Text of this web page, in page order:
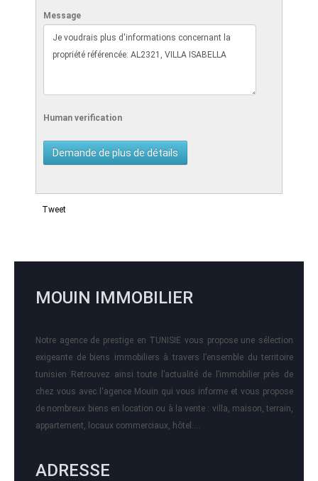
Message
Human verification
Tweet
MOUIN IMMOBILIER
Notre agence de prestige en TUNISIE vous propose une sélection
exigeante de biens immobiliers à travers l’ensemble du territoire
tunisien Retrouvez ainsi toute l’actualité de l’immobilier près de
chez vous avec l'agence Mouin qui vous informe et vous propose
de nombreux biens en location ou à la vente : villa, maison, terrain,
appartement, locaux commerciaux, hôtel….
ADRESSE